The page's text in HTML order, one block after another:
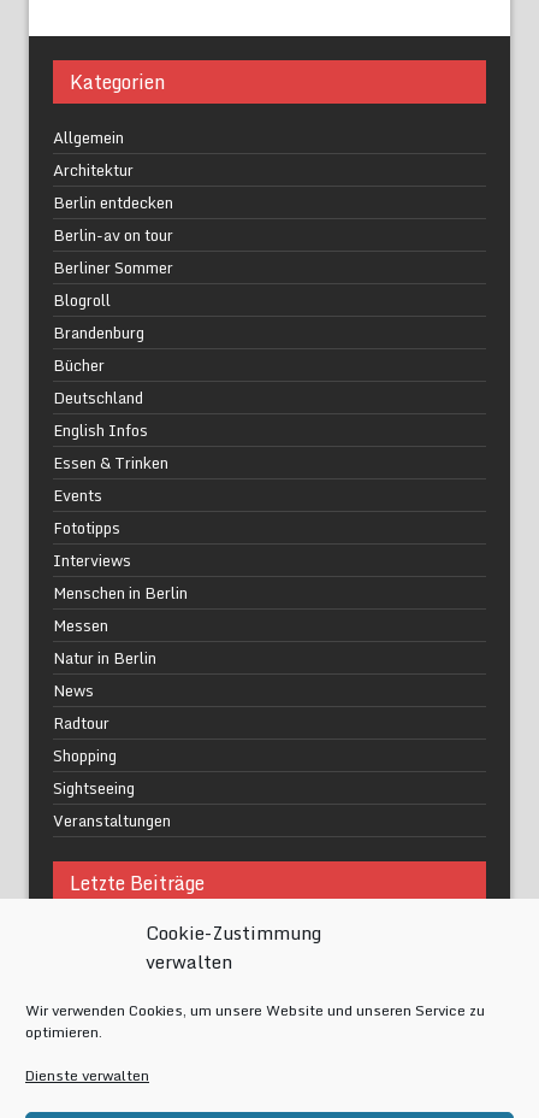
Cookie-Zustimmung
verwalten
Wir verwenden Cookies, um unsere Website und unseren Service zu
optimieren.
Dienste verwalten
Kategorien
Allgemein
Architektur
Berlin entdecken
Berlin-av on tour
Berliner Sommer
Blogroll
Brandenburg
Bücher
Deutschland
English Infos
Essen & Trinken
Events
Fototipps
Interviews
Menschen in Berlin
Messen
Natur in Berlin
News
Radtour
Shopping
Sightseeing
Veranstaltungen
Letzte Beiträge
Was macht urbane Lebensqualität wirklich aus?
Grüne Oasen in Berlin
Festival of Lights Berlin 2024
Gesund schlafen im modernen Alltag